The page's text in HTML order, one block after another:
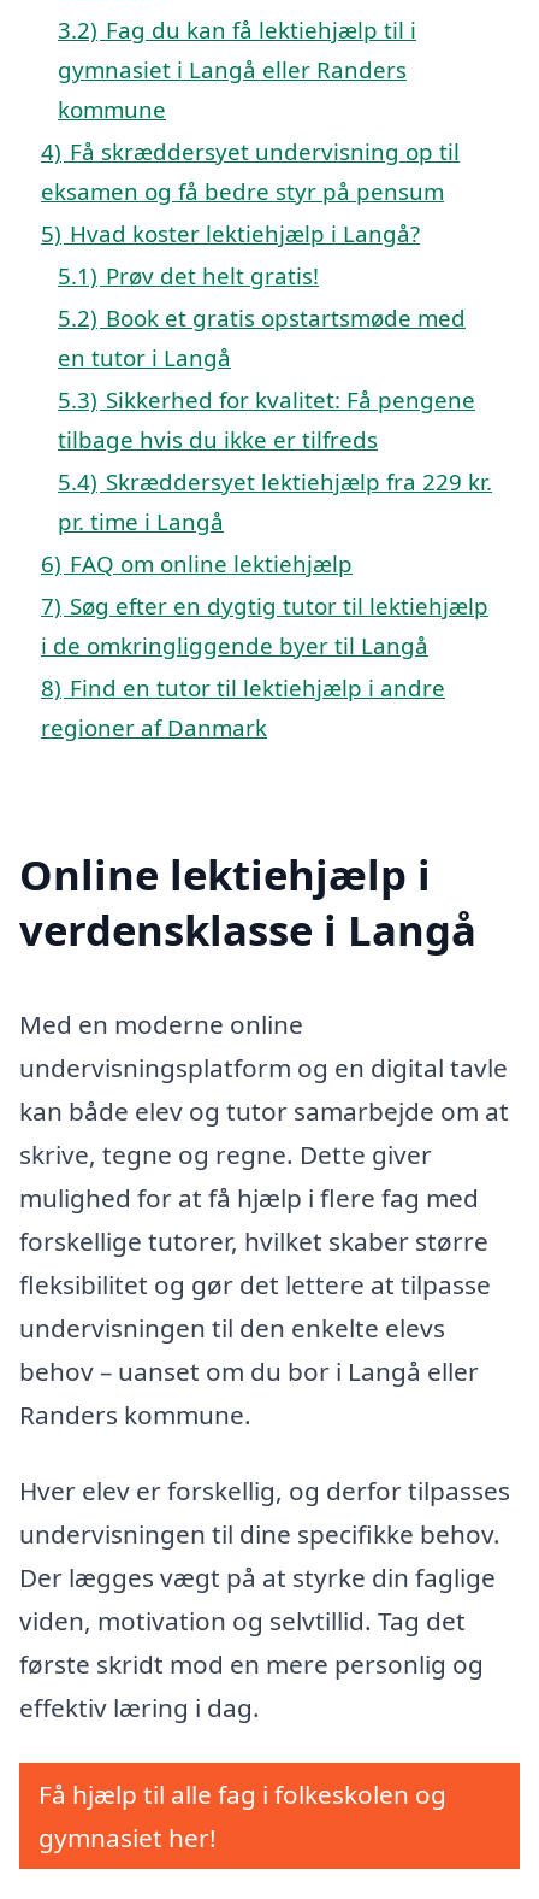
3.2) Fag du kan få lektiehjælp til i
gymnasiet i Langå eller Randers
kommune
4) Få skræddersyet undervisning op til
eksamen og få bedre styr på pensum
5) Hvad koster lektiehjælp i Langå?
5.1) Prøv det helt gratis!
5.2) Book et gratis opstartsmøde med
en tutor i Langå
5.3) Sikkerhed for kvalitet: Få pengene
tilbage hvis du ikke er tilfreds
5.4) Skræddersyet lektiehjælp fra 229 kr.
pr. time i Langå
6) FAQ om online lektiehjælp
7) Søg efter en dygtig tutor til lektiehjælp
i de omkringliggende byer til Langå
8) Find en tutor til lektiehjælp i andre
regioner af Danmark
Online lektiehjælp i
verdensklasse i Langå
Med en moderne online
undervisningsplatform og en digital tavle
kan både elev og tutor samarbejde om at
skrive, tegne og regne. Dette giver
mulighed for at få hjælp i flere fag med
forskellige tutorer, hvilket skaber større
fleksibilitet og gør det lettere at tilpasse
undervisningen til den enkelte elevs
behov – uanset om du bor i Langå eller
Randers kommune.
Hver elev er forskellig, og derfor tilpasses
undervisningen til dine specifikke behov.
Der lægges vægt på at styrke din faglige
viden, motivation og selvtillid. Tag det
første skridt mod en mere personlig og
effektiv læring i dag.
Få hjælp til alle fag i folkeskolen og
gymnasiet her!